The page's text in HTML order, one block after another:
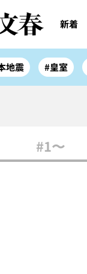
新着
地震 #皇室
#1〜